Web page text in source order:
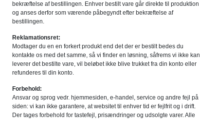
bekræftelse af bestillingen. Enhver bestilt vare går direkte til produktion
og anses derfor som værende påbegyndt efter bekræftelse af
bestillingen.
Reklamationsret:
Modtager du en en forkert produkt end det der er bestilt bedes du
kontakte os med det samme, så vi finder en løsning, såfrems vi ikke kan
leverer det bestilte vare, vil beløbet ikke blive trukket fra din konto eller
refunderes til din konto.
Forbehold:
Ansvar og sprog vedr. hjemmesiden, e-handel, service og andre fejl på
siden: vi kan ikke garantere, at websitet til enhver tid er fejlfrit og i drift.
Der tages forbehold for tastefejl, prisændringer og udsolgte varer. Alle